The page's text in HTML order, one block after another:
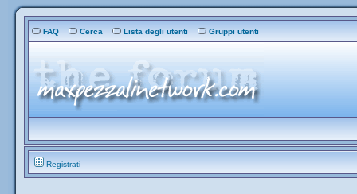
FAQ Cerca Lista degli utenti Gruppi utenti
Registrati